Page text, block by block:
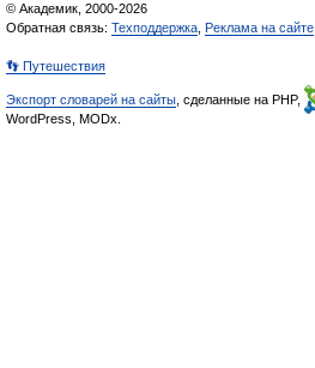
© Академик, 2000-2026
Обратная связь: Техподдержка Реклама на сайте
👣 Путешествия
Экспорт словарей на сайты , сделанные на PHP,
WordPress, MODx.